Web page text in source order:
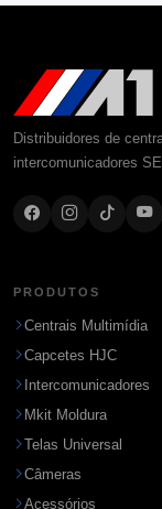
Distribuidores de
intercomunicadores
PRODUTOS
Centrais Multimídia
Capcetes HJC
Intercomunicadores
Mkit Moldura
Telas Universal
Câmeras
Acessórios